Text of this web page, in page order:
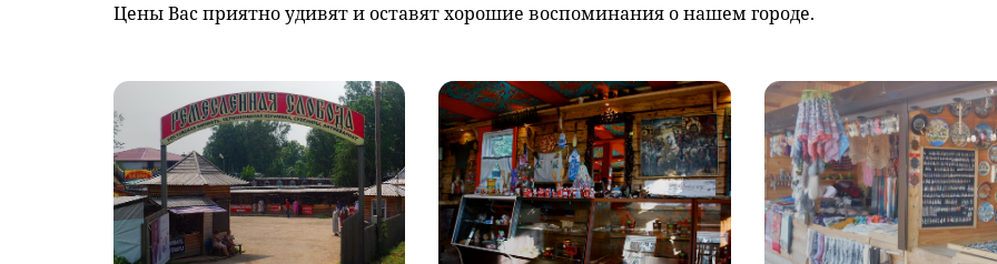
Цены Вас приятно удивят и оставят хорошие воспоминания о нашем городе.